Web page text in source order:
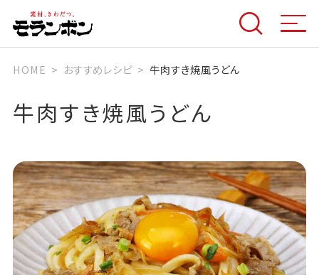
HOME おすすめレシピ 牛肉すき焼風うどん
牛肉すき焼風うどん